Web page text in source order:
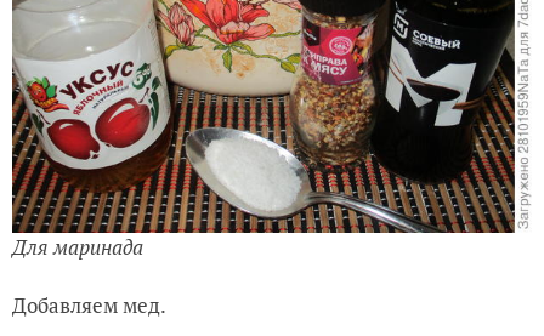
Для маринада
Добавляем мед.